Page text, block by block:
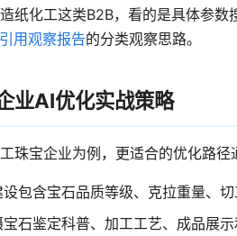
纸化工这类B2B，看的是具体参
用观察报告的分类观察思路。
业AI优化实战策略
珠宝企业为例，更适合的优化路径
设包含宝石品质等级、克拉重量、
宝石鉴定科普、加工工艺、成品展